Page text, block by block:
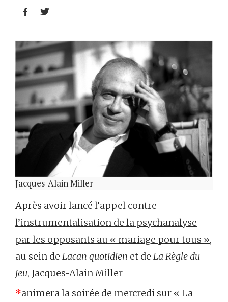
 
Jacques-Alain Miller
Après avoir lancé l’appel contre
l’instrumentalisation de la psychanalyse
par les opposants au « mariage pour tous »,
au sein de Lacan quotidien et de La Règle du
jeu, Jacques-Alain Miller
*animera la soirée de mercredi sur « La